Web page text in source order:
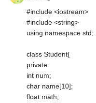
#include <iostream>
#include <string>
using namespace std;
class Student{
private:
int num;
char name[10];
float math;